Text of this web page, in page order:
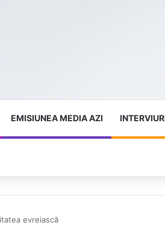
EMISIUNEA MEDIA AZI
evreiască